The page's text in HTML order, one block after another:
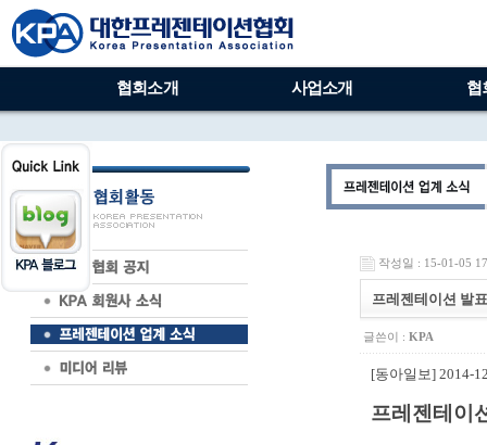
협회소개 사업소개 협
작성일 : 15-01-05
프레젠테이션 발
글쓴이 : KPA
[동아일보] 2014-
프레젠테이